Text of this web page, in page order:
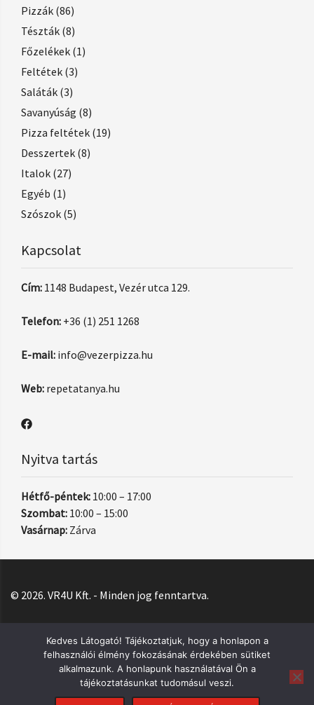
Pizzák (86)
Tészták (8)
Főzelékek (1)
Feltétek (3)
Saláták (3)
Savanyúság (8)
Pizza feltétek (19)
Desszertek (8)
Italok (27)
Egyéb (1)
Szószok (5)
Kapcsolat
Cím: 1148 Budapest, Vezér utca 129.
Telefon: +36 (1) 251 1268
E-mail: info@vezerpizza.hu
Web: repetatanya.hu
Nyitva tartás
Hétfő-péntek: 10:00 – 17:00
Szombat: 10:00 – 15:00
Vasárnap: Zárva
© 2026. VR4U Kft. - Minden jog fenntartva.
Rendeléseket10:00és16:00között tudunk felvenni.
Kedves Látogató! Tájékoztatjuk, hogy a honlapon a
felhasználói élmény fokozásának érdekében sütiket
alkalmazunk. A honlapunk használatával Ön a
tájékoztatásunkat tudomásul veszi.